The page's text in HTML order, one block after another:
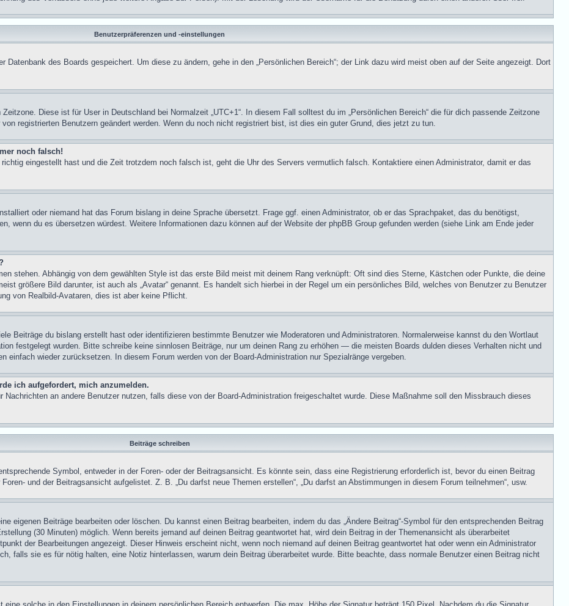
Benutzerpräferenzen und -einstellungen
des Boards gespeichert. Um diese zu ändern, gehe in den „Persönlichen Bereich“; der Link dazu wird meist oben auf der Seite angezeigt. Dort
Diese ist für User in Deutschland bei Normalzeit „UTC+1“. In diesem Fall solltest du im „Persönlichen Bereich“ die für dich passende Zeitzone
registrierten Benutzern geändert werden. Wenn du noch nicht registriert bist, ist dies ein guter Grund, dies jetzt zu tun.
noch falsch!
eingestellt hast und die Zeit trotzdem noch falsch ist, geht die Uhr des Servers vermutlich falsch. Kontaktiere einen Administrator, damit er das
oder niemand hat das Forum bislang in deine Sprache übersetzt. Frage ggf. einen Administrator, ob er das Sprachpaket, das du benötigst,
wenn du es übersetzen würdest. Weitere Informationen dazu können auf der Website der phpBB Group gefunden werden (siehe Link am Ende jeder
stehen. Abhängig von dem gewählten Style ist das erste Bild meist mit deinem Rang verknüpft: Oft sind dies Sterne, Kästchen oder Punkte, die deine
größere Bild darunter, ist auch als „Avatar“ genannt. Es handelt sich hierbei in der Regel um ein persönliches Bild, welches von Benutzer zu Benutzer
von Realbild-Avataren, dies ist aber keine Pflicht.
Beiträge du bislang erstellt hast oder identifizieren bestimmte Benutzer wie Moderatoren und Administratoren. Normalerweise kannst du den Wortlaut
festgelegt wurden. Bitte schreibe keine sinnlosen Beiträge, nur um deinen Rang zu erhöhen — die meisten Boards dulden dieses Verhalten nicht und
einfach wieder zurücksetzen. In diesem Forum werden von der Board-Administration nur Spezialränge vergeben.
ich aufgefordert, mich anzumelden.
Nachrichten an andere Benutzer nutzen, falls diese von der Board-Administration freigeschaltet wurde. Diese Maßnahme soll den Missbrauch dieses
Beiträge schreiben
Symbol, entweder in der Foren- oder der Beitragsansicht. Es könnte sein, dass eine Registrierung erforderlich ist, bevor du einen Beitrag
und der Beitragsansicht aufgelistet. Z. B. „Du darfst neue Themen erstellen“, „Du darfst an Abstimmungen in diesem Forum teilnehmen“, usw.
eigenen Beiträge bearbeiten oder löschen. Du kannst einen Beitrag bearbeiten, indem du das „Ändere Beitrag“-Symbol für den entsprechenden Beitrag
(30 Minuten) möglich. Wenn bereits jemand auf deinen Beitrag geantwortet hat, wird dein Beitrag in der Themenansicht als überarbeitet
der Bearbeitungen angezeigt. Dieser Hinweis erscheint nicht, wenn noch niemand auf deinen Beitrag geantwortet hat oder wenn ein Administrator
falls sie es für nötig halten, eine Notiz hinterlassen, warum dein Beitrag überarbeitet wurde. Bitte beachte, dass normale Benutzer einen Beitrag nicht